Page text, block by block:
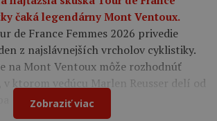
čaká legendárny Mont Ventoux.
de France Femmes 2026 privedie
z najslávnejších vrcholov cyklistiky.
na Mont Ventoux môže rozhodnúť
v ktorom vedúcu Marlen Reusser delí od
12 sekúnd.
Zobraziť viac